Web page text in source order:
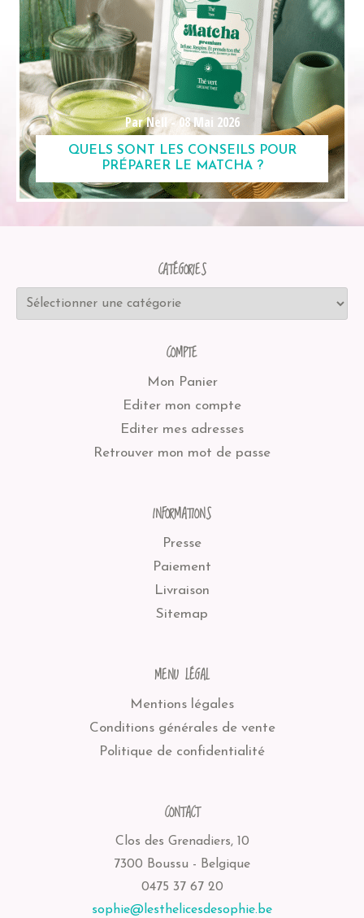
Par Nell -08 Mai 2026
QUELS SONT LES CONSEILS POUR
PRÉPARER LE MATCHA ?
CATÉGORIES
COMPTE
Mon Panier
Editer mon compte
Editer mes adresses
Retrouver mon mot de passe
INFORMATIONS
Presse
Paiement
Livraison
Sitemap
MENU LÉGAL
Mentions légales
Conditions générales de vente
Politique de confidentialité
CONTACT
Clos des Grenadiers, 10
7300 Boussu - Belgique
0475 37 67 20
sophie@lesthelicesdesophie.be